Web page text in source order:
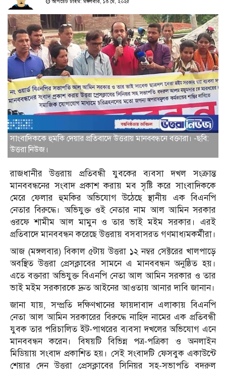
আপডেট টাইম: মঙ্গলবার, ১৩ মে, ২০২৫
সাংবাদিককে হুমকি দেয়ার প্রতিবাদে উত্তরায় মানববন্ধনে বক্তারা। -ছবি:
উত্তরা নিউজ।
রাজধানীর উত্তরায় প্রতিবন্ধী যুবকের ব্যবসা দখল সংক্রান্ত
মানববন্ধনের সংবাদ প্রকাশ করায় মব সৃষ্টি করে সাংবাদিককে
মেরে ফেলার হুমকির অভিযোগ উঠেছে স্থানীয় এক বিএনপি
নেতার বিরুদ্ধে। অভিযুক্ত ওই নেতার নাম আল আমিন সরকার
ওরফে শামীম আল মামুন ও তার ভাই মইম সরকার। এরই
প্রতিবাদে মানববন্ধন করেছে উত্তরায় বসবাসরত গণমাধ্যমকর্মীরা।
আজ (মঙ্গলবার) বিকাল ৫টায় উত্তরা ১২ নম্বর সেক্টরের খালপাড়ে
অবস্থিত উত্তরা প্রেসক্লাবের সামনে এ মানববন্ধন অনুষ্ঠিত হয়।
এতে বক্তারা অভিযুক্ত বিএনপি নেতা আল আমিন সরকার ও তার
ভাই মইম সরকারকে দ্রুত আইনের আওতায় আনার দাবি জানান।
জানা যায়, সম্প্রতি দক্ষিণখানের ফায়দাবাদ এলাকায় বিএনপি
নেতা আল আমিন সরকারের বিরুদ্ধে নাহিদ নামের এক প্রতিবন্ধী
যুবক তার পরিচালিত ইট-পাথরের ব্যবসা দখলের অভিযোগ এনে
মানববন্ধন করেন। বিষয়টি বিভিন্ন পত্র-পত্রিকা ও অনলাইন
মিডিয়ায় সংবাদ প্রকাশিত হয়। সেই সংবাদটি ফেসবুক একাউন্টে
শেয়ার দেন উত্তরা প্রেসক্লাবের সিনিয়র সহ-সভাপতি বদরুল